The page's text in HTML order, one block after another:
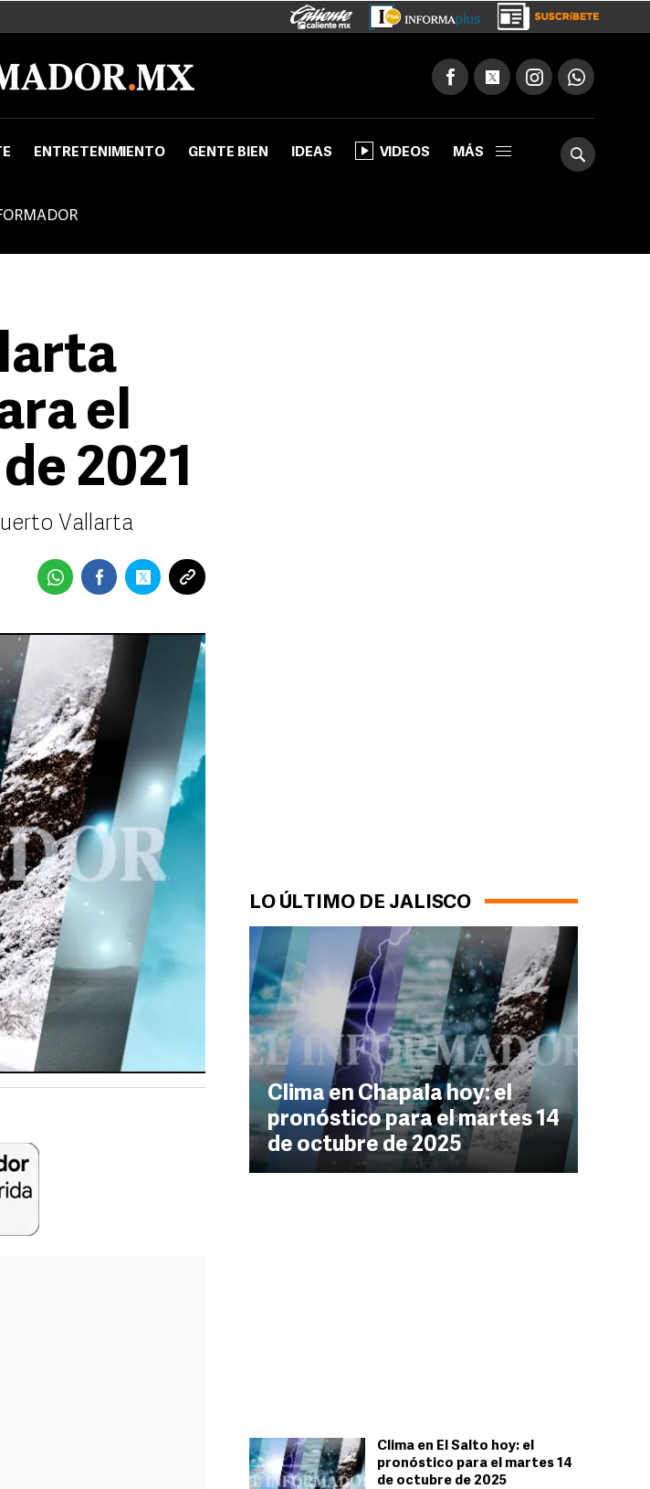
ENTRETENIMIENTO GENTE BIEN IDEAS VIDEOS MÁS
LO ÚLTIMO DE JALISCO
Clima en Chapala hoy: el
pronóstico para el martes 14
de octubre de 2025
Clima en El Salto hoy: el
pronóstico para el martes 14
de octubre de 2025
el
2021
Vallarta